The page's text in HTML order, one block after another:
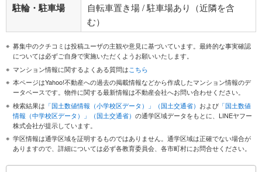
駐輪・駐車場
自転車置き場 / 駐車場あり（近隣を含
む）
募集中のクチコミは投稿ユーザの主観や意見に基づいています。最終的な事実確認
については必ずご自身で実施いただくようお願いいたします。
マンション情報に関するよくある質問はこちら
本ページはYahoo!不動産への過去の掲載情報などから作成したマンション情報のデ
ータベースです。物件に関する最新情報は不動産会社へお問い合わせください。
検索結果は 「国土数値情報（小学校区データ）」（国土交通省） および 「国土数値
情報（中学校区データ）」（国土交通省） の通学区域データをもとに、LINEヤフー
株式会社が提示しています。
学区情報は通学区域を証明するものではありません。通学区域は正確でない場合が
ありますので、詳細については必ず各教育委員会、各市町村にお問合せください。